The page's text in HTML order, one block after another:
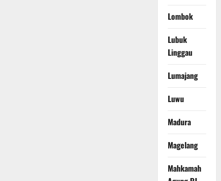
Lombok
Lubuk
Linggau
Lumajang
Luwu
Madura
Magelang
Mahkamah